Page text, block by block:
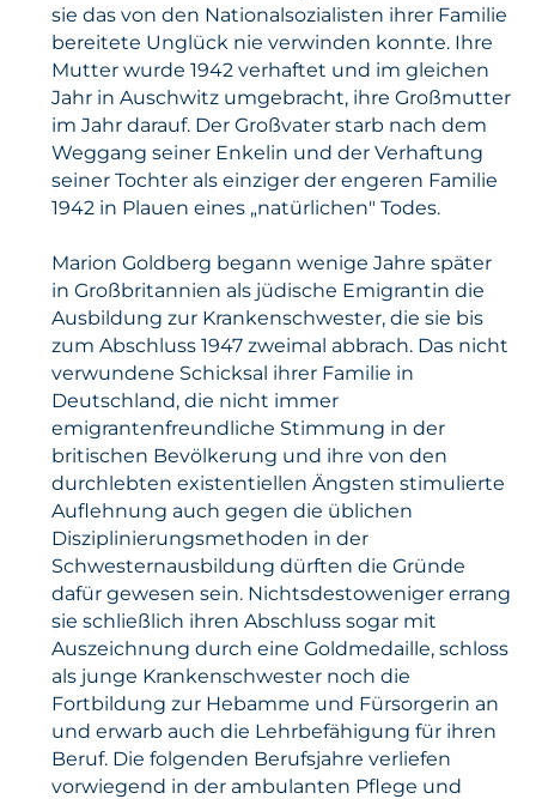
sie das von den Nationalsozialisten ihrer Familie
bereitete Unglück nie verwinden konnte. Ihre
Mutter wurde 1942 verhaftet und im gleichen
Jahr in Auschwitz umgebracht, ihre Großmutter
im Jahr darauf. Der Großvater starb nach dem
Weggang seiner Enkelin und der Verhaftung
seiner Tochter als einziger der engeren Familie
1942 in Plauen eines „natürlichen" Todes.
Marion Goldberg begann wenige Jahre später
in Großbritannien als jüdische Emigrantin die
Ausbildung zur Krankenschwester, die sie bis
zum Abschluss 1947 zweimal abbrach. Das nicht
verwundene Schicksal ihrer Familie in
Deutschland, die nicht immer
emigrantenfreundliche Stimmung in der
britischen Bevölkerung und ihre von den
durchlebten existentiellen Ängsten stimulierte
Auflehnung auch gegen die üblichen
Disziplinierungsmethoden in der
Schwesternausbildung dürften die Gründe
dafür gewesen sein. Nichtsdestoweniger errang
sie schließlich ihren Abschluss sogar mit
Auszeichnung durch eine Goldmedaille, schloss
als junge Krankenschwester noch die
Fortbildung zur Hebamme und Fürsorgerin an
und erwarb auch die Lehrbefähigung für ihren
Beruf. Die folgenden Berufsjahre verliefen
vorwiegend in der ambulanten Pflege und